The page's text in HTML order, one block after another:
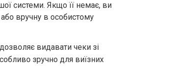
системи. Якщо її немає, ви
вручну в особистому
видавати чеки зі
зручно для виїзних